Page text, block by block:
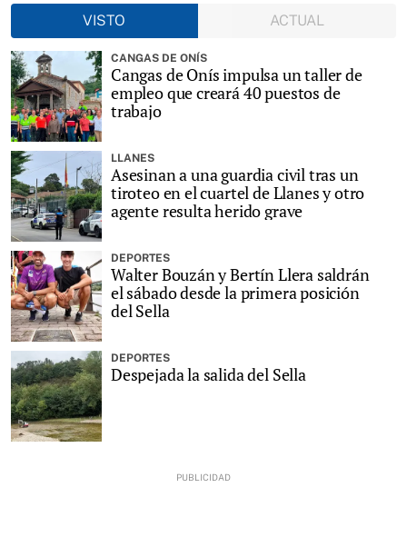
VISTO
ACTUAL
CANGAS DE ONÍS
Cangas de Onís impulsa un taller de
empleo que creará 40 puestos de
trabajo
LLANES
Asesinan a una guardia civil tras un
tiroteo en el cuartel de Llanes y otro
agente resulta herido grave
DEPORTES
Walter Bouzán y Bertín Llera saldrán
el sábado desde la primera posición
del Sella
DEPORTES
Despejada la salida del Sella